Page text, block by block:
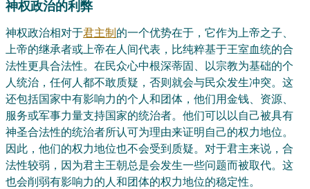
神权政治的利弊
神权政治相对于君主制 的一个优势在于，它作为上帝之子、
上帝的继承者或上帝在人间代表，比纯粹基于王室血统的合
法性更具合法性。在民众心中根深蒂固、以宗教为基础的个
人统治，任何人都不敢质疑，否则就会与民众发生冲突。这
还包括国家中有影响力的个人和团体，他们用金钱、资源、
服务或军事力量支持国家的统治者。他们可以以自己被具有
神圣合法性的统治者所认可为理由来证明自己的权力地位。
因此，他们的权力地位也不会受到质疑。对于君主来说，合
法性较弱，因为君主王朝总是会发生一些问题而被取代。这
也会削弱有影响力的人和团体的权力地位的稳定性。